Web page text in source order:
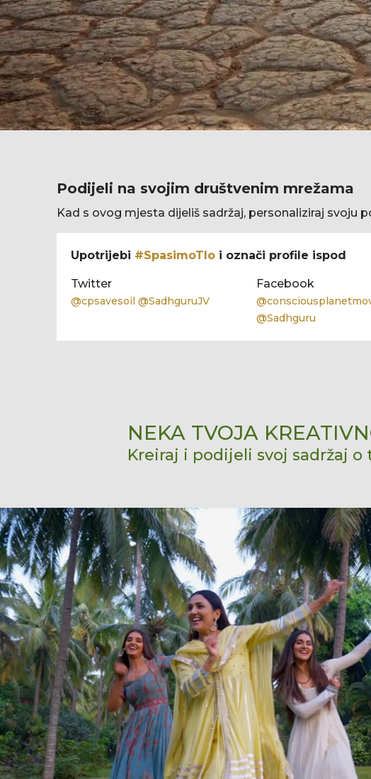
Podijeli na svojim društvenim mrežama
Kad s ovog mjesta dijeliš sadržaj, personaliziraj svoju
Upotrijebi #SpasimoTlo i označi profile ispod
Twitter
@cpsavesoil @SadhguruJV
Facebook
@Sadhguru
NEKA TVOJA
Kreiraj i podijeli svoj sadržaj o